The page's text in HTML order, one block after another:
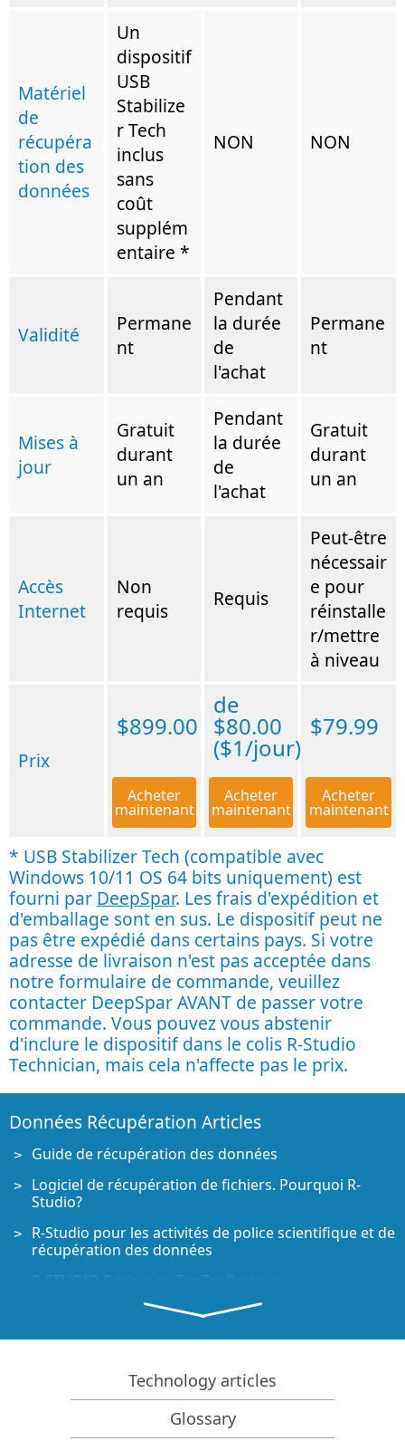
Matériel
de
récupéra
tion des
données
Un
dispositif
USB
Stabilize
r Tech
inclus
sans
coût
supplém
entaire *
NON NON
Validité
Permane
nt
Pendant
la durée
de
l'achat
Permane
nt
Mises à
jour
Gratuit
durant
un an
Pendant
la durée
de
l'achat
Gratuit
durant
un an
Accès
Internet
Non
requis
Requis
Peut-être
nécessair
e pour
réinstalle
r/mettre
à niveau
Prix
$899.00
de
$80.00
($1/jour)
$79.99
Acheter
maintenant
Acheter
maintenant
Acheter
maintenant
* USB Stabilizer Tech (compatible avec
Windows 10/11 OS 64 bits uniquement) est
fourni par DeepSpar. Les frais d'expédition et
d'emballage sont en sus. Le dispositif peut ne
pas être expédié dans certains pays. Si votre
adresse de livraison n'est pas acceptée dans
notre formulaire de commande, veuillez
contacter DeepSpar AVANT de passer votre
commande. Vous pouvez vous abstenir
d'inclure le dispositif dans le colis R-Studio
Technician, mais cela n'affecte pas le prix.
Données Récupération Articles
Guide de récupération des données
Logiciel de récupération de fichiers. Pourquoi R-
Studio?
R-Studio pour les activités de police scientifique et de
récupération des données
R-STUDIO Review on TopTenReviews
Spécificités de récupération de fichiers pour les
Prévoir le succès des cas communs de récupération
Technology articles
Glossary